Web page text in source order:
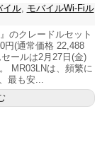
イル, モバイルWi-Fiル
のクレードルセット
円(通常価格 22,488
ールは2月27日(金)
MR03LNは、頻繁に
最も安...